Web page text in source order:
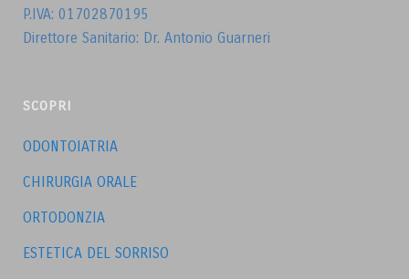
P.IVA: 01702870195
Direttore Sanitario: Dr. Antonio Guarneri
SCOPRI
ODONTOIATRIA
CHIRURGIA ORALE
ORTODONZIA
ESTETICA DEL SORRISO